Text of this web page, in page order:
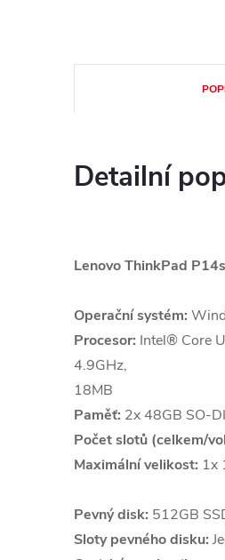
Detailní
Lenovo ThinkPad
Operační systém:
Procesor: Intel® Core
4.9GHz,
18MB
Paměť: 2x 48GB SO-
Počet slotů (celkem/
Maximální velikost: 1x
Pevný disk: 512GB
Sloty pevného disku: